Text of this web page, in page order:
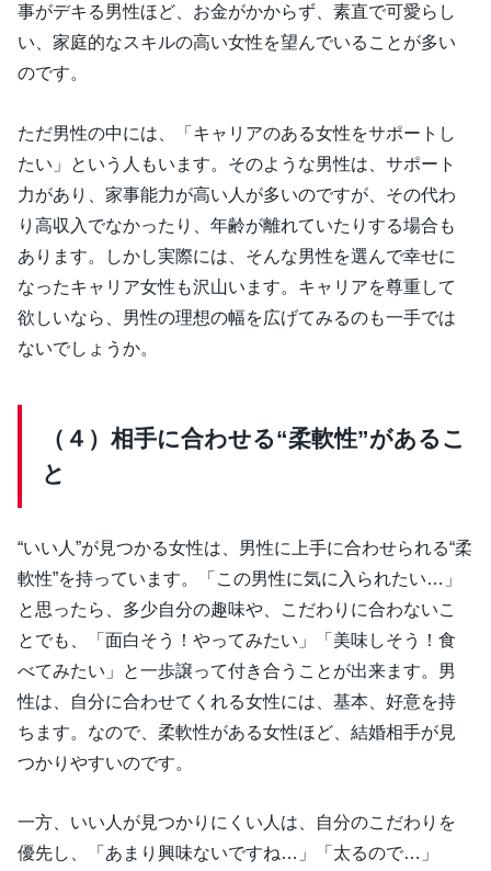
事がデキる男性ほど、お金がかからず、素直で可愛らし
い、家庭的なスキルの高い女性を望んでいることが多い
のです。
ただ男性の中には、「キャリアのある女性をサポートし
たい」という人もいます。そのような男性は、サポート
力があり、家事能力が高い人が多いのですが、その代わ
り高収入でなかったり、年齢が離れていたりする場合も
あります。しかし実際には、そんな男性を選んで幸せに
なったキャリア女性も沢山います。キャリアを尊重して
欲しいなら、男性の理想の幅を広げてみるのも一手では
ないでしょうか。
（４）相手に合わせる“柔軟性”があるこ
と
“いい人”が見つかる女性は、男性に上手に合わせられる“柔
軟性”を持っています。「この男性に気に入られたい…」
と思ったら、多少自分の趣味や、こだわりに合わないこ
とでも、「面白そう！やってみたい」「美味しそう！食
べてみたい」と一歩譲って付き合うことが出来ます。男
性は、自分に合わせてくれる女性には、基本、好意を持
ちます。なので、柔軟性がある女性ほど、結婚相手が見
つかりやすいのです。
一方、いい人が見つかりにくい人は、自分のこだわりを
優先し、「あまり興味ないですね…」「太るので…」